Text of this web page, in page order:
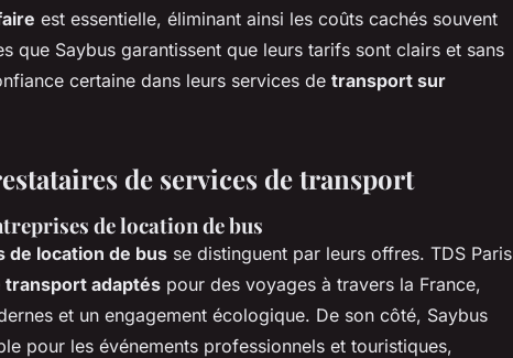
est essentielle, éliminant ainsi les coûts cachés souvent
que Saybus garantissent que leurs tarifs sont clairs et sans
certaine dans leurs services de transport sur
de services de transport
de location de bus
de location de bus se distinguent par leurs offres. TDS Paris
adaptés pour des voyages à travers la France,
et un engagement écologique. De son côté, Saybus
pour les événements professionnels et touristiques,